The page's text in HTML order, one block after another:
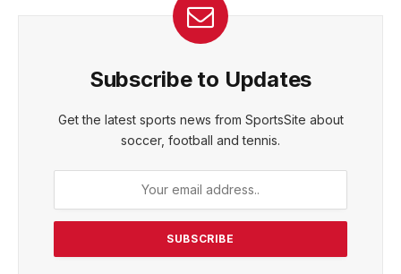
Subscribe to Updates
Get the latest sports news from SportsSite about
soccer, football and tennis.